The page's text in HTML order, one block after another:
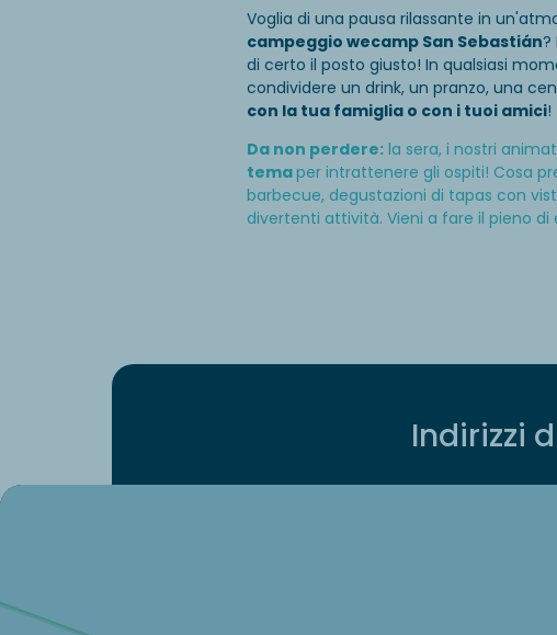
Voglia di una pausa rilassante in
campeggio wecamp San Sebastián?
di certo il posto giusto! In qualsiasi
condividere un drink, un pranzo, una
con la tua famiglia o con i tuoi amici!
Da non perdere:la sera, i nostri
temaper intrattenere gli ospiti! Cosa
barbecue, degustazioni di tapas con
divertenti attività. Vieni a fare il pieno di
Indirizzi